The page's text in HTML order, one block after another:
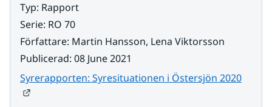
Typ: Rapport
Serie: RO 70
Författare: Martin Hansson, Lena Viktorsson
Publicerad: 08 June 2021
Syrerapporten: Syresituationen i Östersjön 2020